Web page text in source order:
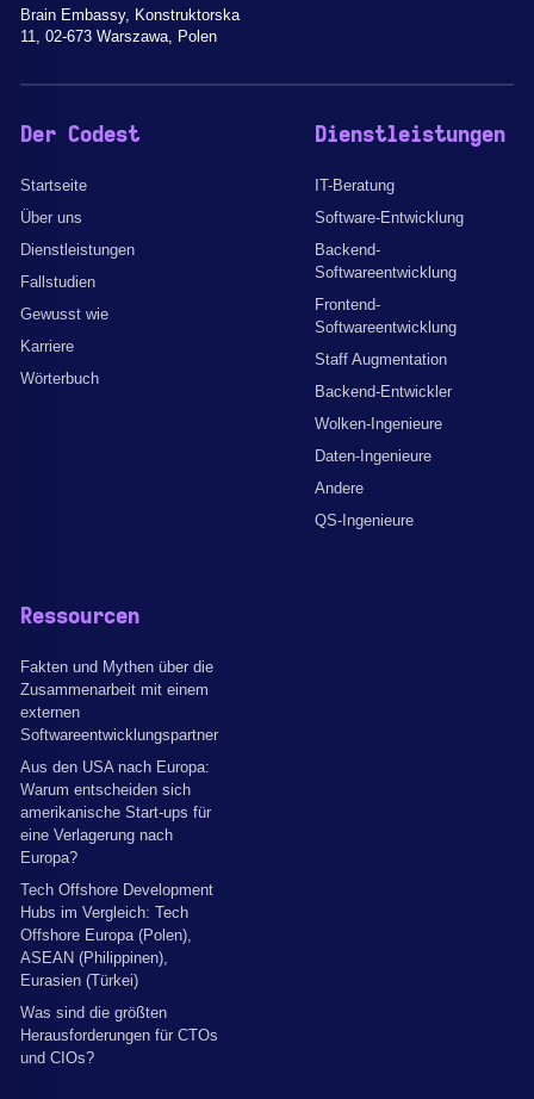
Brain Embassy, Konstruktorska
11, 02-673 Warszawa, Polen
Der Codest
Startseite
Über uns
Dienstleistungen
Fallstudien
Gewusst wie
Karriere
Wörterbuch
Dienstleistungen
IT-Beratung
Software-Entwicklung
Backend-
Softwareentwicklung
Frontend-
Softwareentwicklung
Staff Augmentation
Backend-Entwickler
Wolken-Ingenieure
Daten-Ingenieure
Andere
QS-Ingenieure
Ressourcen
Fakten und Mythen über die
Zusammenarbeit mit einem
externen
Softwareentwicklungspartner
Aus den USA nach Europa:
Warum entscheiden sich
amerikanische Start-ups für
eine Verlagerung nach
Europa?
Tech Offshore Development
Hubs im Vergleich: Tech
Offshore Europa (Polen),
ASEAN (Philippinen),
Eurasien (Türkei)
Was sind die größten
Herausforderungen für CTOs
und CIOs?